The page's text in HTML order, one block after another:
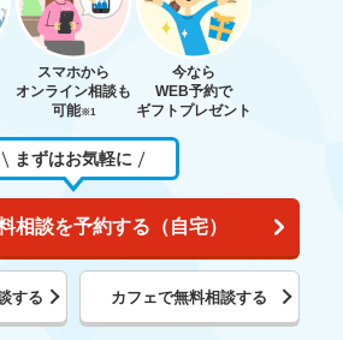
スマホから
オンライン相談も
可能※1
今なら
WEB予約で
ギフトプレゼント
まずはお気軽に
相談を予約する（自宅）
する カフェで無料相談する